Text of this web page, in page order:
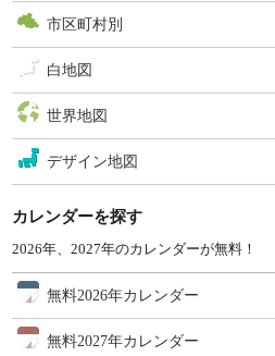
市区町村別
白地図
世界地図
デザイン地図
カレンダーを探す
2026年、2027年のカレンダーが無料！
無料2026年カレンダー
無料2027年カレンダー